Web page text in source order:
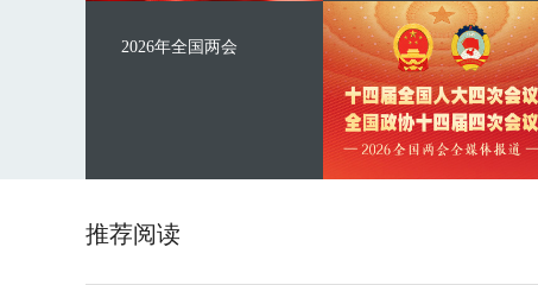
2026年全国两会
推荐阅读